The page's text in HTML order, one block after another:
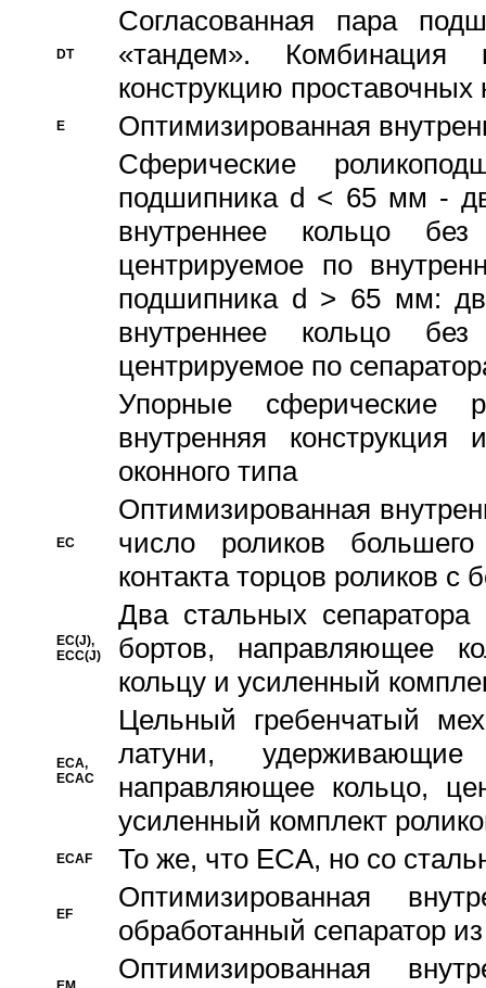
DT
Согласованная пара
«тандем».
конструкцию проставочных
E
Оптимизированная
Сферические
подшипника d < 65 мм -
внутреннее кольцо
центрируемое по
подшипника d > 65 мм:
внутреннее кольцо
центрируемое по
Упорные сферические
внутренняя
оконного типа
EC
Oптимизированная
число роликов
контакта торцов роликов с
EC(J),
ECC(J)
Два стальных сепаратора
бортов, направляющее
кольцу и усиленный
ECA,
ECAC
Цельный гребенчатый
латуни,
направляющее кольцо,
усиленный комплект
ECAF То же, что ECA, но со
EF
Оптимизированная
обработанный сепаратор
Оптимизированная